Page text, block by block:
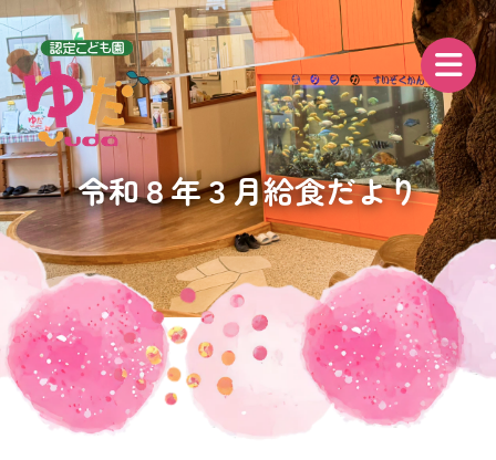
令和８年３月給食だより